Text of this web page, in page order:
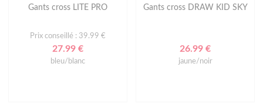
Gants cross LITE PRO
Prix conseillé : 39.99 €
27.99 €
bleu/blanc
Gants cross DRAW KID SKY
26.99 €
jaune/noir